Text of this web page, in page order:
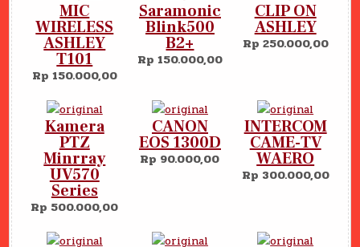
MIC
WIRELESS
ASHLEY
T101
Rp 150.000,00
Saramonic
Blink500
B2+
Rp 150.000,00
CLIP ON
ASHLEY
Rp 250.000,00
Kamera
PTZ
Minrray
UV570
Series
Rp 500.000,00
CANON
EOS 1300D
Rp 90.000,00
INTERCOM
CAME-TV
WAERO
Rp 300.000,00